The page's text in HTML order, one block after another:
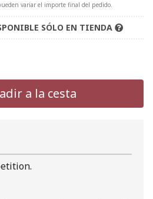
variar el importe final del pedido.
SÓLO EN TIENDA
a la cesta